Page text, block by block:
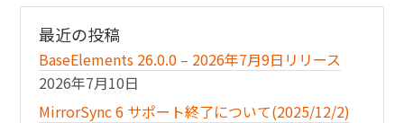
最近の投稿
BaseElements 26.0.0 – 2026年7月9日リリース
2026年7月10日
MirrorSync 6 サポート終了について(2025/12/2)